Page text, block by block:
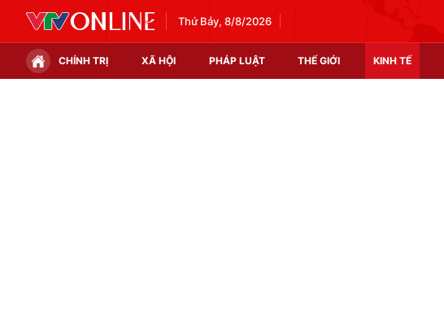
Thứ Bảy, 8/8/2026
CHÍNH TRỊ XÃ HỘI PHÁP LUẬT THẾ GIỚI KINH TẾ